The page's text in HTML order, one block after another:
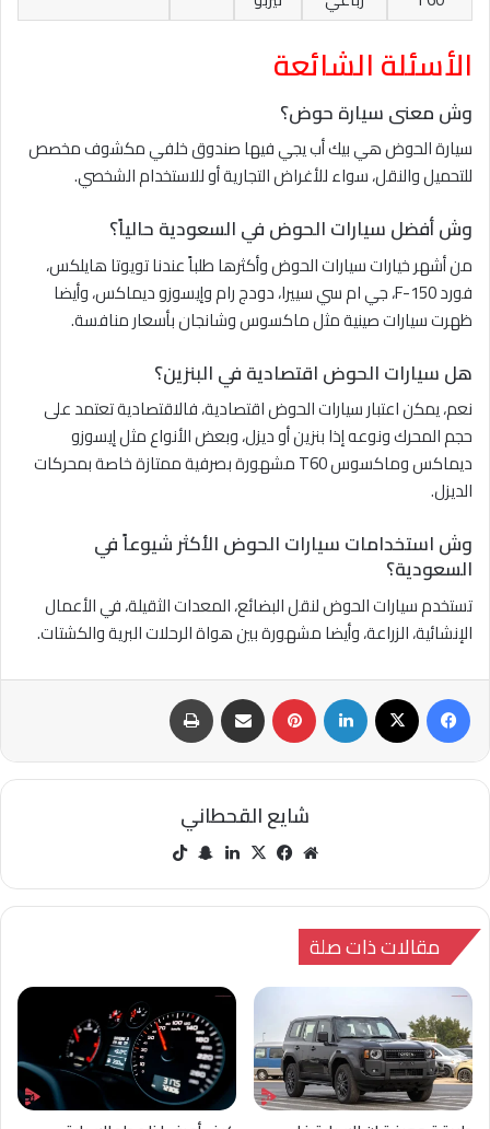
الأسئلة الشائعة
وش معنى سيارة حوض؟
سيارة الحوض هي بيك أب يجي فيها صندوق خلفي مكشوف مخصص
للتحميل والنقل، سواء للأغراض التجارية أو للاستخدام الشخصي.
وش أفضل سيارات الحوض في السعودية حالياً؟
من أشهر خيارات سيارات الحوض وأكثرها طلباً عندنا تويوتا هايلكس،
فورد F-150، جي ام سي سييرا، دودج رام وإيسوزو ديماكس، وأيضا
ظهرت سيارات صينية مثل ماكسوس وشانجان بأسعار منافسة.
هل سيارات الحوض اقتصادية في البنزين؟
نعم، يمكن اعتبار سيارات الحوض اقتصادية، فالاقتصادية تعتمد على
حجم المحرك ونوعه إذا بنزين أو ديزل، وبعض الأنواع مثل إيسوزو
ديماكس وماكسوس T60 مشهورة بصرفية ممتازة خاصة بمحركات
الديزل.
وش استخدامات سيارات الحوض الأكثر شيوعاً في
السعودية؟
تستخدم سيارات الحوض لنقل البضائع، المعدات الثقيلة، في الأعمال
الإنشائية، الزراعة، وأيضا مشهورة بين هواة الرحلات البرية والكشتات.
فيسبوك ‫X لينكدإن بينتيريست مشاركة عبر البريد طباعة
شايع القحطاني
مو
الوي
في
وك
‫X لينك سنا
تشا
مقالات ذات صلة